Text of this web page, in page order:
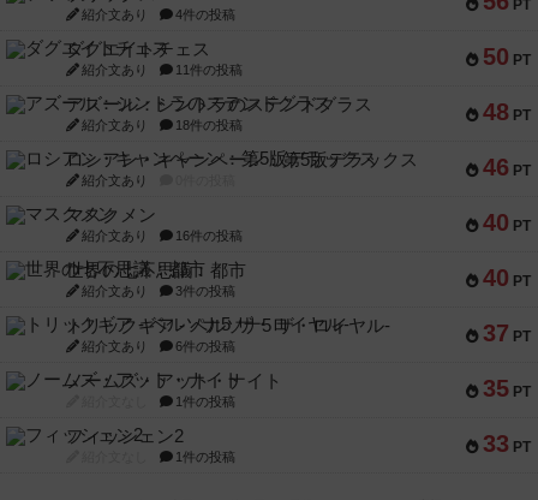
PT
紹介文あり 4件の投稿
50 PT
ダグエイトチェス
紹介文あり 11件の投稿
48 PT
アズール：シントラのステンドグラス
紹介文あり 18件の投稿
46 PT
ロシアン・キャンペーン：第5版デラックス
紹介文あり
40 PT
マスクメン
紹介文あり 16件の投稿
40 PT
世界の七不思議：都市
紹介文あり 3件の投稿
37 PT
トリックギア - ペルソナ5 ザ・ロイヤル-
紹介文あり 6件の投稿
35 PT
ノームズ・アット・ナイト
1件の投稿
33 PT
フィッシェン2
1件の投稿